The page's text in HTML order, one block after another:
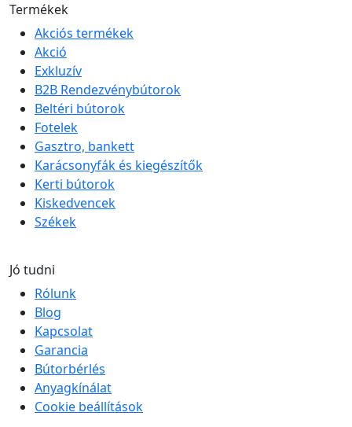
Termékek
Akciós termékek
Akció
Exkluzív
B2B Rendezvénybútorok
Beltéri bútorok
Fotelek
Gasztro, bankett
Karácsonyfák és kiegészítők
Kerti bútorok
Kiskedvencek
Székek
Jó tudni
Rólunk
Blog
Kapcsolat
Garancia
Bútorbérlés
Anyagkínálat
Cookie beállítások